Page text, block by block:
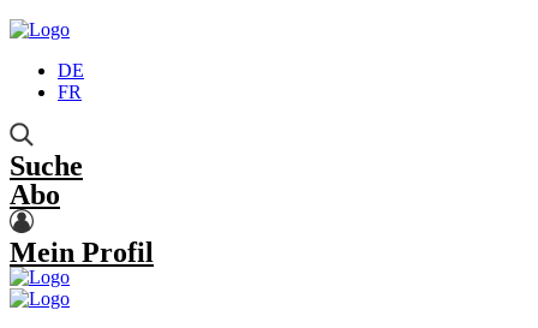
DE
FR
Suche
Abo
Mein Profil